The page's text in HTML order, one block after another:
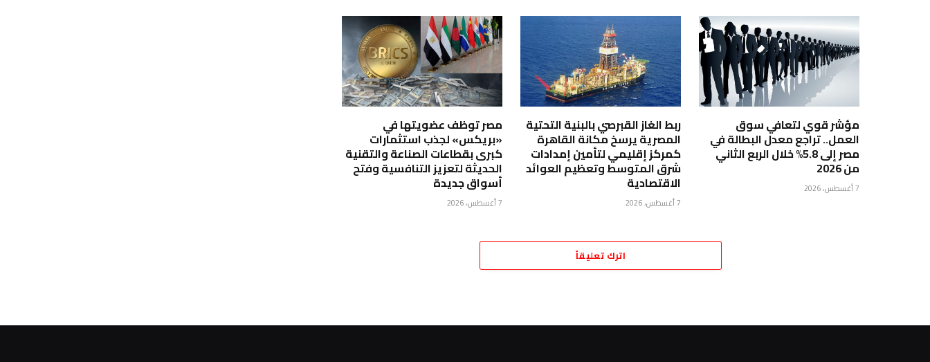
مؤشر قوي لتعافي سوق
العمل.. تراجع معدل البطالة في
مصر إلى 5.8% خلال الربع الثاني
من 2026
7 أغسطس، 2026
ربط الغاز القبرصي بالبنية التحتية
المصرية يرسخ مكانة القاهرة
كمركز إقليمي لتأمين إمدادات
شرق المتوسط وتعظيم العوائد
الاقتصادية
7 أغسطس، 2026
مصر توظف عضويتها في
«بريكس» لجذب استثمارات
كبرى بقطاعات الصناعة والتقنية
الحديثة لتعزيز التنافسية وفتح
أسواق جديدة
7 أغسطس، 2026
اترك تعليقاً